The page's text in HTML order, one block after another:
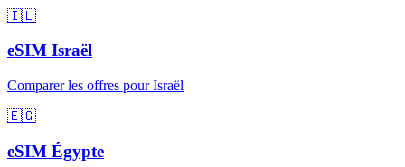
🇮🇱
eSIM Israël
Comparer les offres pourIsraël
🇪🇬
eSIM Égypte